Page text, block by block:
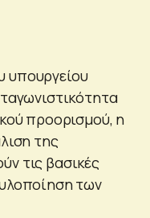
υπουργείου
προορισμού, η
της
τις βασικές
των